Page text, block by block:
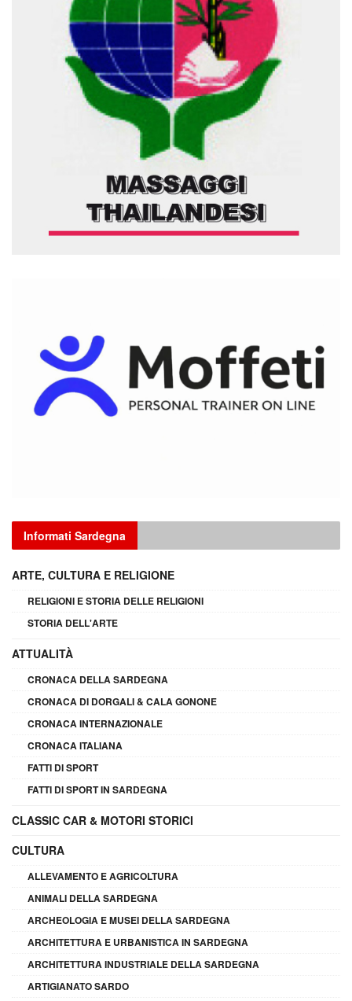
Informati Sardegna
ARTE, CULTURA E RELIGIONE
RELIGIONI E STORIA DELLE RELIGIONI
STORIA DELL'ARTE
ATTUALITÀ
CRONACA DELLA SARDEGNA
CRONACA DI DORGALI & CALA GONONE
CRONACA INTERNAZIONALE
CRONACA ITALIANA
FATTI DI SPORT
FATTI DI SPORT IN SARDEGNA
CLASSIC CAR & MOTORI STORICI
CULTURA
ALLEVAMENTO E AGRICOLTURA
ANIMALI DELLA SARDEGNA
ARCHEOLOGIA E MUSEI DELLA SARDEGNA
ARCHITETTURA E URBANISTICA IN SARDEGNA
ARCHITETTURA INDUSTRIALE DELLA SARDEGNA
ARTIGIANATO SARDO